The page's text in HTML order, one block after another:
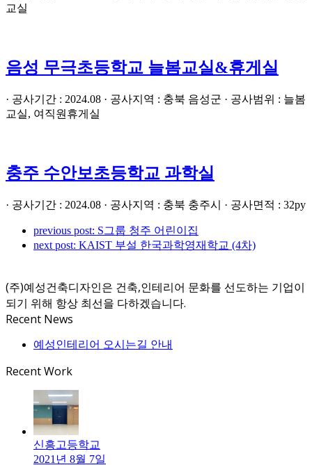
교실
음성 무극초등학교 늘봄교실&휴게실
· 공사기간 : 2024.08 · 공사지역 : 충북 음성군 · 공사범위 : 늘봄
교실, 여직원휴게실
충주 수안보초등학교 과학실
· 공사기간 : 2024.08 · 공사지역 : 충북 충주시 · 공사면적 : 32py
previous post: S그룹 청주 어린이집
next post: KAIST 부설 한국과학영재학교 (4차)
(주)예성건축디자인은 건축,인테리어 문화를 선도하는 기업이
되기 위해 항상 최선을 다하겠습니다.
Recent News
예성인테리어 오시는길 안내
Recent Work
신흥고등학교
2021년 8월 7일